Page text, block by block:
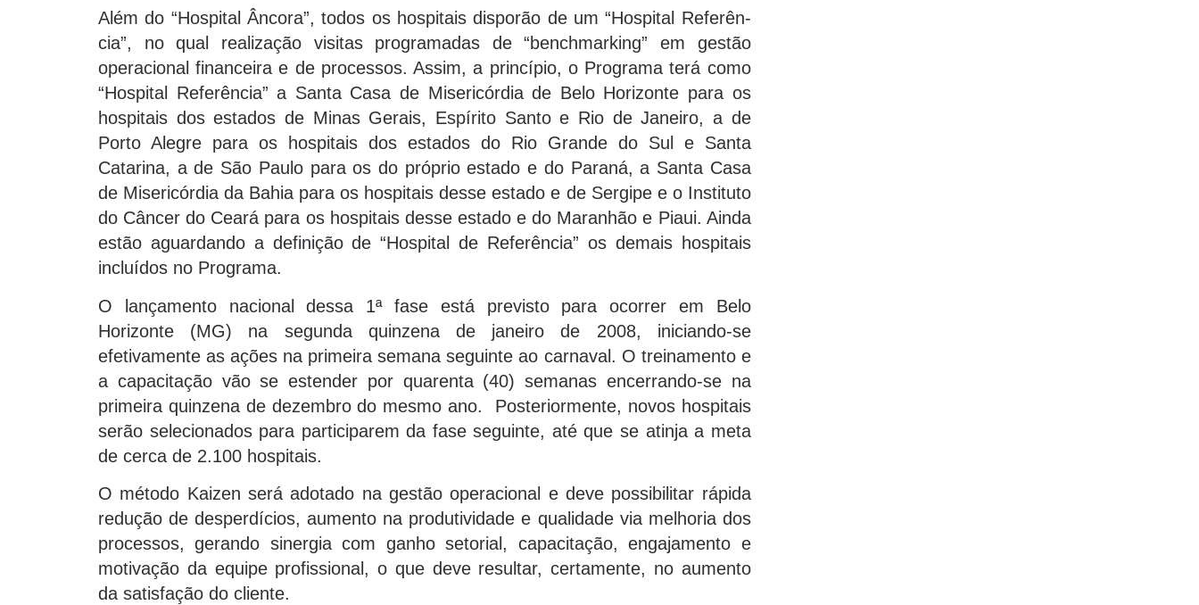
Além do “Hospital Âncora”, todos os hospitais disporão de um “Hospital Referên-
cia”, no qual realização visitas programadas de “benchmarking” em gestão
operacional financeira e de processos. Assim, a princípio, o Programa terá como
“Hospital Referência” a Santa Casa de Misericórdia de Belo Horizonte para os
hospitais dos estados de Minas Gerais, Espírito Santo e Rio de Janeiro, a de
Porto Alegre para os hospitais dos estados do Rio Grande do Sul e Santa
Catarina, a de São Paulo para os do próprio estado e do Paraná, a Santa Casa
de Misericórdia da Bahia para os hospitais desse estado e de Sergipe e o Instituto
do Câncer do Ceará para os hospitais desse estado e do Maranhão e Piaui. Ainda
estão aguardando a definição de “Hospital de Referência” os demais hospitais
incluídos no Programa.
O lançamento nacional dessa 1ª fase está previsto para ocorrer em Belo
Horizonte (MG) na segunda quinzena de janeiro de 2008, iniciando-se
efetivamente as ações na primeira semana seguinte ao carnaval. O treinamento e
a capacitação vão se estender por quarenta (40) semanas encerrando-se na
primeira quinzena de dezembro do mesmo ano. Posteriormente, novos hospitais
serão selecionados para participarem da fase seguinte, até que se atinja a meta
de cerca de 2.100 hospitais.
O método Kaizen será adotado na gestão operacional e deve possibilitar rápida
redução de desperdícios, aumento na produtividade e qualidade via melhoria dos
processos, gerando sinergia com ganho setorial, capacitação, engajamento e
motivação da equipe profissional, o que deve resultar, certamente, no aumento
da satisfação do cliente.